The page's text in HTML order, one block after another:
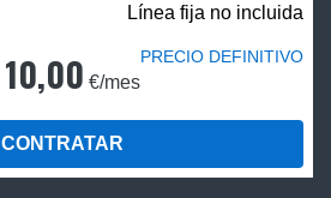
Línea fija no incluida
10,00 €/mes
PRECIO DEFINITIVO
CONTRATAR